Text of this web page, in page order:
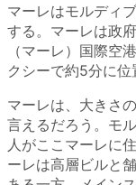
マーレはモルディ
する。マーレは政
（マーレ）国際空
クシーで約5分に位
マーレは、大きさ
言えるだろう。モ
人がここマーレに
ーレは高層ビルと